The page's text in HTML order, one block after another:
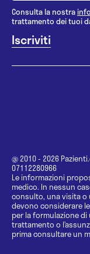
Consulta la nostra
trattamento dei tuoi
@ 2010 - 2026
07112280966
Le informazioni
medico. In nessun
consulto, una visita o
devono considerare
per la formulazione
trattamento o
prima consultare un